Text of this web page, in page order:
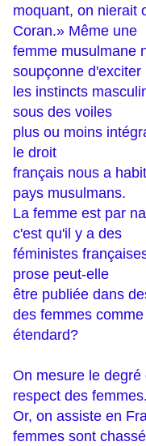
moquant, on nierait
Coran.» Même une
femme musulmane
soupçonne d'exciter
les instincts
sous des voiles
plus ou moins
le droit
français nous a
pays musulmans.
La femme est par
c'est qu'il y a des
féministes
prose peut-elle
être publiée dans
des femmes comme
étendard?
On mesure le
respect des femmes.
Or, on assiste en
femmes sont